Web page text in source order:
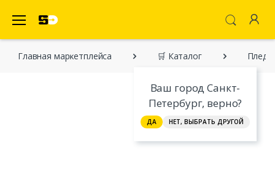
Ваш город Санкт-
Петербург, верно?
ДА НЕТ, ВЫБРАТЬ ДРУГОЙ
Главная марĸетплейса 🛒 Каталог